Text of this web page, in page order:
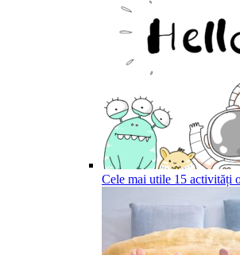
Cele mai utile 15 activități